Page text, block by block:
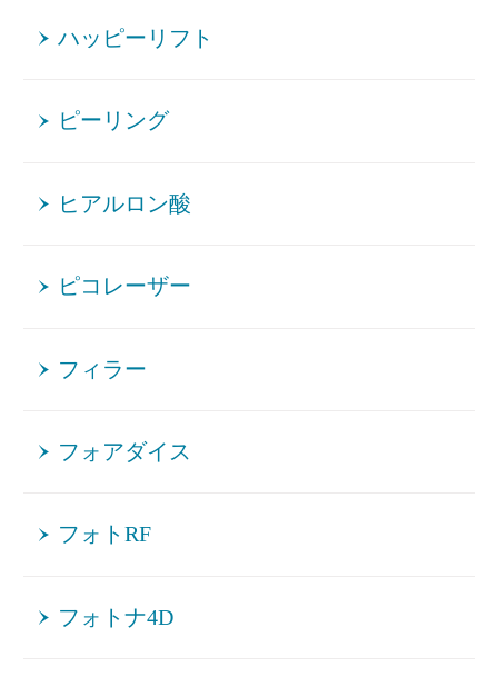
ハッピーリフト
ピーリング
ヒアルロン酸
ピコレーザー
フィラー
フォアダイス
フォトRF
フォトナ4D